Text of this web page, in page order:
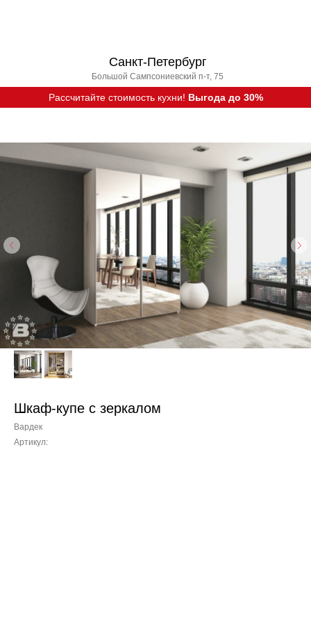
Санкт-Петербург
Большой Сампсониевский п-т, 75
Вызвать дизайнера
Рассчитайте стоимость кухни! Выгода до 30%
Шкаф-купе с зеркалом
Вардек
Артикул: